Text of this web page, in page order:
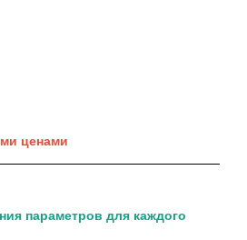
ценами
параметров для каждого